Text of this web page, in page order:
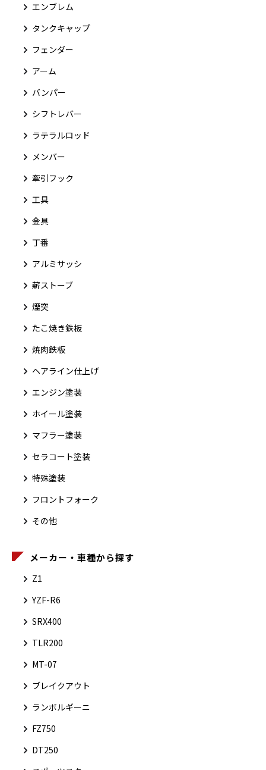
エンブレム
タンクキャップ
フェンダー
アーム
バンパー
シフトレバー
ラテラルロッド
メンバー
牽引フック
工具
金具
丁番
アルミサッシ
薪ストーブ
煙突
たこ焼き鉄板
焼肉鉄板
ヘアライン仕上げ
エンジン塗装
ホイール塗装
マフラー塗装
セラコート塗装
特殊塗装
フロントフォーク
その他
メーカー・車種から探す
Z1
YZF-R6
SRX400
TLR200
MT-07
ブレイクアウト
ランボルギーニ
FZ750
DT250